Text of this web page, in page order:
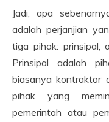
Jadi, apa
adalah perjanjian
tiga pihak: prinsipal,
Prinsipal adalah
biasanya kontraktor
pihak yang
pemerintah atau